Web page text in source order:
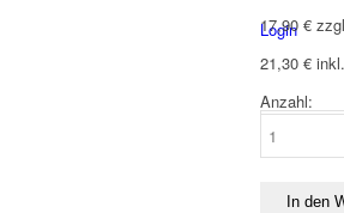
Login
17,90 €
21,30 €
Anzahl:
In den